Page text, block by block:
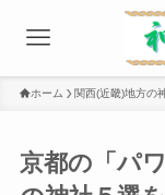
ホーム 関西(近畿)地方の
京都の「パ